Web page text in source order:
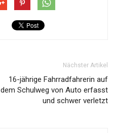
Nächster Artikel
16-jährige Fahrradfahrerin auf
dem Schulweg von Auto erfasst
und schwer verletzt